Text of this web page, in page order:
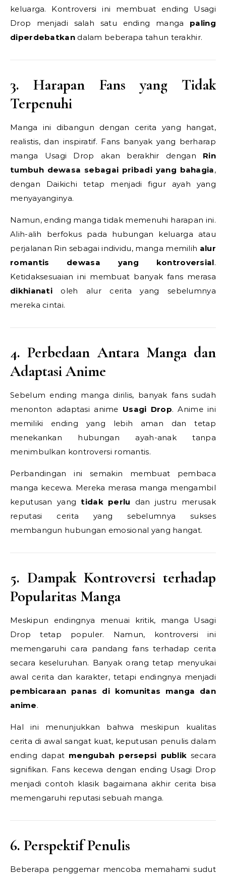
keluarga. Kontroversi ini membuat ending Usagi
Drop menjadi salah satu ending manga paling
diperdebatkandalam beberapa tahun terakhir.
3. Harapan Fans yang Tidak
Terpenuhi
Manga ini dibangun dengan cerita yang hangat,
realistis, dan inspiratif. Fans banyak yang berharap
manga Usagi Drop akan berakhir dengan Rin
tumbuh dewasa sebagai pribadi yang bahagia,
dengan Daikichi tetap menjadi figur ayah yang
menyayanginya.
Namun, ending manga tidak memenuhi harapan ini.
Alih-alih berfokus pada hubungan keluarga atau
perjalanan Rin sebagai individu, manga memilih alur
romantis dewasa yang kontroversial.
Ketidaksesuaian ini membuat banyak fans merasa
dikhianati oleh alur cerita yang sebelumnya
mereka cintai.
4. Perbedaan Antara Manga dan
Adaptasi Anime
Sebelum ending manga dirilis, banyak fans sudah
menonton adaptasi anime Usagi Drop. Anime ini
memiliki ending yang lebih aman dan tetap
menekankan hubungan ayah-anak tanpa
menimbulkan kontroversi romantis.
Perbandingan ini semakin membuat pembaca
manga kecewa. Mereka merasa manga mengambil
keputusan yang tidak perlu dan justru merusak
reputasi cerita yang sebelumnya sukses
membangun hubungan emosional yang hangat.
5. Dampak Kontroversi terhadap
Popularitas Manga
Meskipun endingnya menuai kritik, manga Usagi
Drop tetap populer. Namun, kontroversi ini
memengaruhi cara pandang fans terhadap cerita
secara keseluruhan. Banyak orang tetap menyukai
awal cerita dan karakter, tetapi endingnya menjadi
pembicaraan panas di komunitas manga dan
anime.
Hal ini menunjukkan bahwa meskipun kualitas
cerita di awal sangat kuat, keputusan penulis dalam
ending dapat mengubah persepsi publik secara
signifikan. Fans kecewa dengan ending Usagi Drop
menjadi contoh klasik bagaimana akhir cerita bisa
memengaruhi reputasi sebuah manga.
6. Perspektif Penulis
Beberapa penggemar mencoba memahami sudut